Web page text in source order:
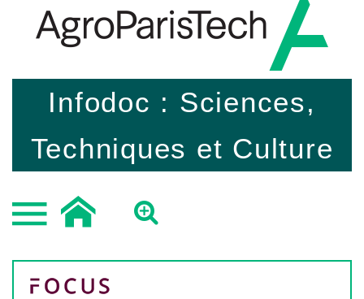
Infodoc : Sciences,
Techniques et Culture